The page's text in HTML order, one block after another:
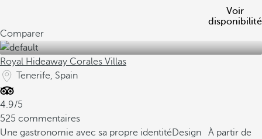
Voir
disponibilité
Comparer
Royal Hideaway Corales Villas
Tenerife, Spain
4.9/5
525 commentaires
Une gastronomie avec sa propre identitéDesign
À partir de